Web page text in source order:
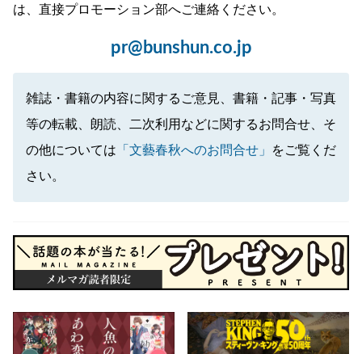
は、直接プロモーション部へご連絡ください。
pr@bunshun.co.jp
雑誌・書籍の内容に関するご意見、書籍・記事・写真
等の転載、朗読、二次利用などに関するお問合せ、そ
の他については 「文藝春秋へのお問合せ」
をご覧くだ
さい。